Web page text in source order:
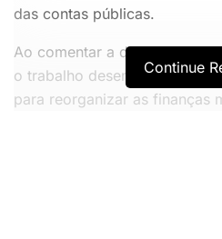
das contas públicas.
Ao comentar a decisão, o
o trabalho desenvolvido ao
para reorganizar as finanças
Continue